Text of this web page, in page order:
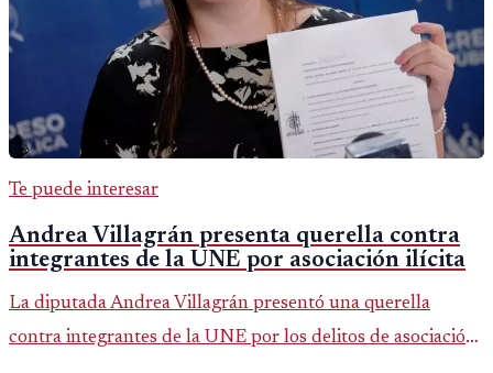
Te puede interesar
Andrea Villagrán presenta querella contra
integrantes de la UNE por asociación ilícita
La diputada Andrea Villagrán presentó una querella
contra integrantes de la UNE por los delitos de asociación